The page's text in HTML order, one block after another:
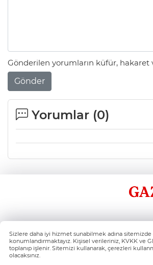
Gönderilen yorumların küfür, hakaret
Gönder
Yorumlar (0)
Sizlere daha iyi hizmet sunabilmek adına sitemizde
konumlandırmaktayız. Kişisel verileriniz, KVKK ve
toplanıp işlenir. Sitemizi kullanarak, çerezleri
olacaksınız.
Whatsapp